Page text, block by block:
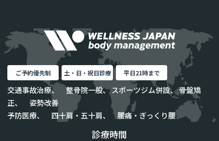
ご予約優先制 土・日・祝日診療 平日21時まで
交通事故治療、 整骨院一般、 スポーツジム併設、 骨盤矯
正、 姿勢改善
予防医療、 四十肩・五十肩、 腰痛・ぎっくり腰
診療時間